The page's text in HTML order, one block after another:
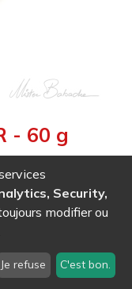
- 60 g
3086 ) - Rouge Primaire
3088)- Bleu Primaire
Security,
modifier ou
Je refuse C'est bon.